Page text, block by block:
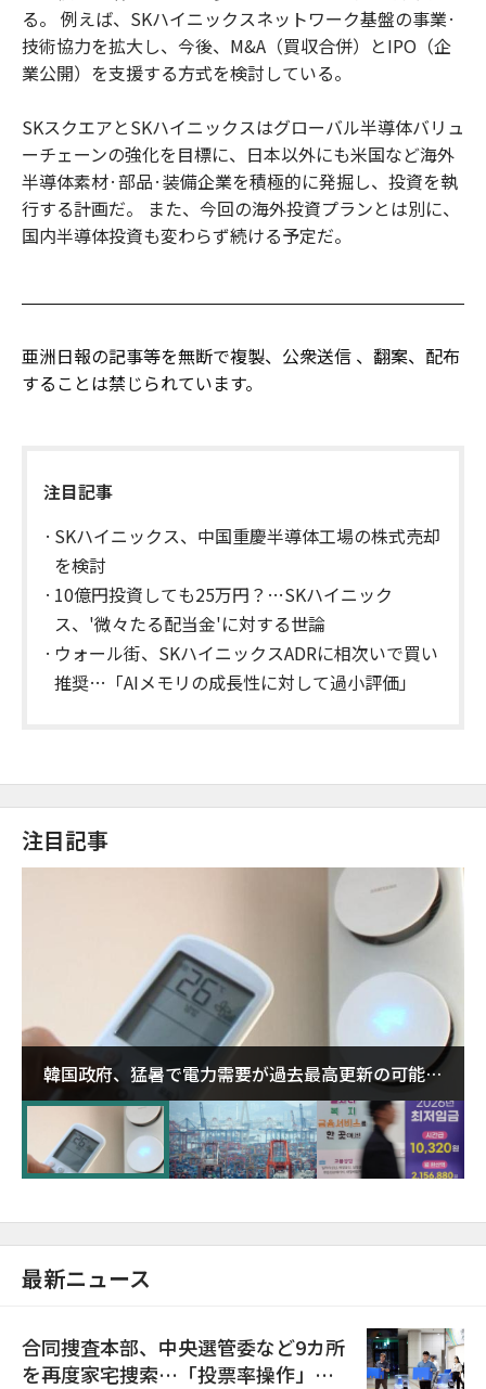
る。 例えば、SKハイニックスネットワーク基盤の事業·
技術協力を拡大し、今後、M&A（買収合併）とIPO（企
業公開）を支援する方式を検討している。
SKスクエアとSKハイニックスはグローバル半導体バリュ
ーチェーンの強化を目標に、日本以外にも米国など海外
半導体素材·部品·装備企業を積極的に発掘し、投資を執
行する計画だ。 また、今回の海外投資プランとは別に、
国内半導体投資も変わらず続ける予定だ。
亜洲日報の記事等を無断で複製、公衆送信 、翻案、配布
することは禁じられています。
注目記事
SKハイニックス、中国重慶半導体工場の株式売却
を検討
10億円投資しても25万円？…SKハイニック
ス、'微々たる配当金'に対する世論
ウォール街、SKハイニックスADRに相次いで買い
推奨…「AIメモリの成長性に対して過小評価」
注目記事
韓国政府、猛暑で電力需要が過去最高更新の可能性
に需給対応体制を点検
最新ニュース
合同捜査本部、中央選管委など9カ所
を再度家宅捜索…「投票率操作」の